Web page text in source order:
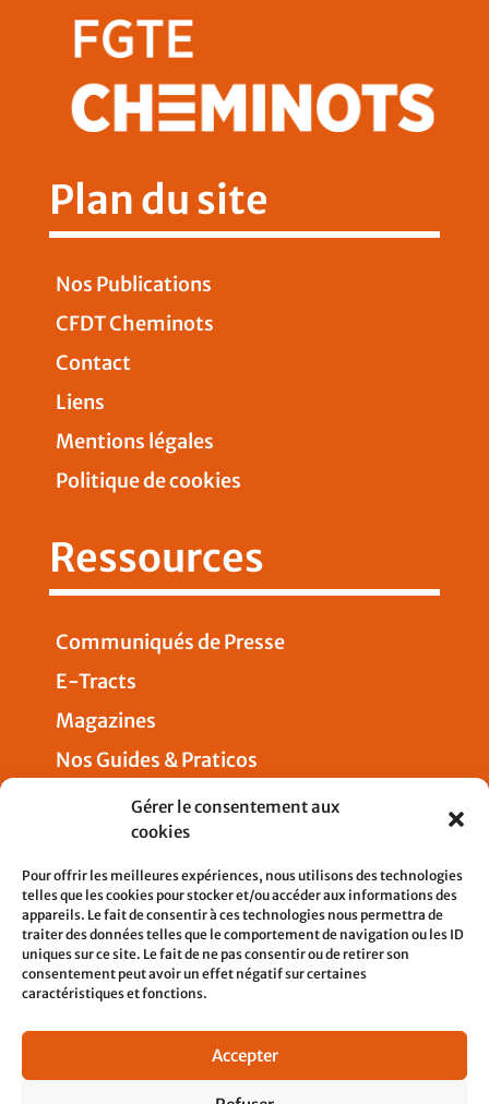
Gérer le consentement aux
cookies
Pour offrir les meilleures expériences, nous utilisons des technologies
telles que les cookies pour stocker et/ou accéder aux informations des
appareils. Le fait de consentir à ces technologies nous permettra de
traiter des données telles que le comportement de navigation ou les ID
uniques sur ce site. Le fait de ne pas consentir ou de retirer son
consentement peut avoir un effet négatif sur certaines
caractéristiques et fonctions.
Accepter
Plan du site
Nos Publications
CFDT Cheminots
Contact
Liens
Mentions légales
Politique de cookies
Ressources
Communiqués de Presse
E-Tracts
Magazines
Nos Guides & Praticos
Nous joindre
5, rue Pleyel
93200 SAINT-DENIS
contact@cfdtcheminots.org